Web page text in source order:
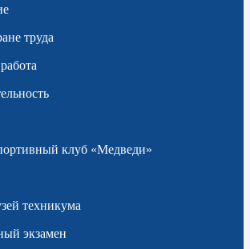
труда
клуб «Медведи»
техникума
экзамен